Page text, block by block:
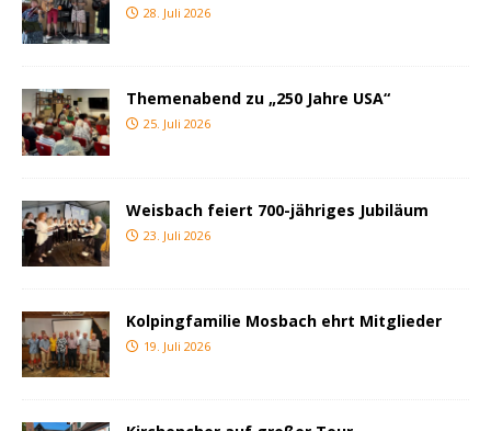
28. Juli 2026
Themenabend zu „250 Jahre USA“
25. Juli 2026
Weisbach feiert 700-jähriges Jubiläum
23. Juli 2026
Kolpingfamilie Mosbach ehrt Mitglieder
19. Juli 2026